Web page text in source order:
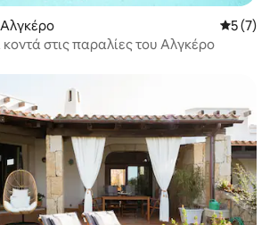
Μέση
5 (7)
στις παραλίες του Αλγκέρο